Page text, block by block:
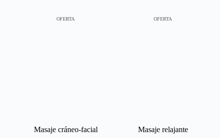
OFERTA
Masaje cráneo-facial
OFERTA
Masaje relajante